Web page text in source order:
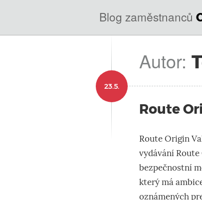
Blog zaměstnanců
SOA
domény.dns.enum.mojeid.internet.
Autor:
Route
23.5.
Route Origin
vydávání
bezpečnostní
který má
oznámených